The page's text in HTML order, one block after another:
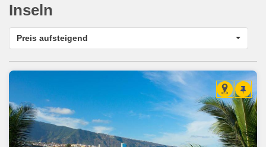
Inseln
Preis aufsteigend